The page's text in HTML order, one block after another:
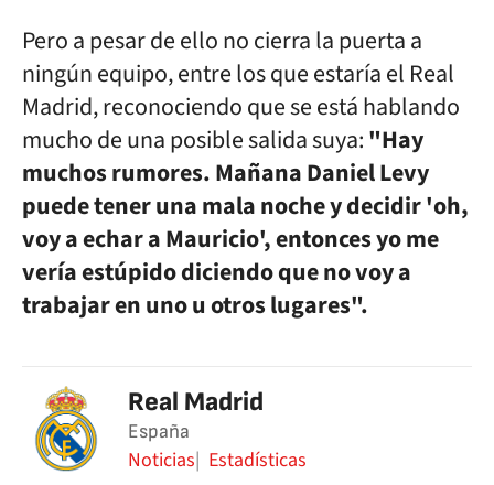
Pero a pesar de ello no cierra la puerta a
ningún equipo, entre los que estaría el Real
Madrid, reconociendo que se está hablando
mucho de una posible salida suya:"Hay
muchos rumores. Mañana Daniel Levy
puede tener una mala noche y decidir 'oh,
voy a echar a Mauricio', entonces yo me
vería estúpido diciendo que no voy a
trabajar en uno u otros lugares".
Real Madrid
España
Noticias Estadísticas